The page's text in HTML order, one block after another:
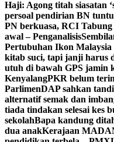
Haji: Agong titah siasatan
persoal pendirian BN
PN berkuasa, RCI
awal – Penganalisis
Pertubuhan Ikon
kitab suci, tapi janji harus
utuh di bawah GPS jamin
KenyalangPKR belum
ParlimenDAP sahkan
alternatif semak dan
tiada tindakan selesai kes
sekolahBapa kandung
dua anakKerajaan